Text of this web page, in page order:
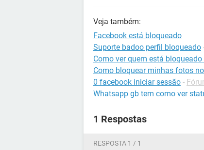
Veja também:
Facebook está bloqueado
Suporte badoo perfil bloqueado
Como ver quem está
Como bloquear minhas fotos
0 facebook iniciar sessão -
Whatsapp gb tem como ver
1 Respostas
RESPOSTA 1 / 1